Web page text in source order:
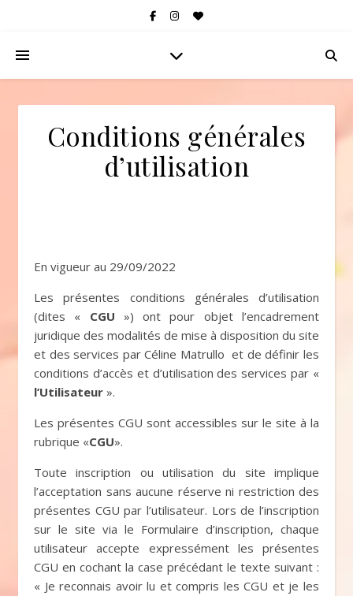
Conditions générales
d’utilisation
En vigueur au 29/09/2022
Les présentes conditions générales d’utilisation
(dites « CGU ») ont pour objet l’encadrement
juridique des modalités de mise à disposition du site
et des services par Céline Matrullo et de définir les
conditions d’accès et d’utilisation des services par «
l’Utilisateur ».
Les présentes CGU sont accessibles sur le site à la
rubrique «CGU».
Toute inscription ou utilisation du site implique
l’acceptation sans aucune réserve ni restriction des
présentes CGU par l’utilisateur. Lors de l’inscription
sur le site via le Formulaire d’inscription, chaque
utilisateur accepte expressément les présentes
CGU en cochant la case précédant le texte suivant :
« Je reconnais avoir lu et compris les CGU et je les